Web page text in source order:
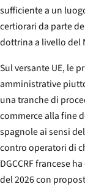
sufficiente a un
certiorari da parte
dottrina a livello del
Sul versante UE, le
amministrative
una tranche di
commerce alla fine
spagnole ai sensi
contro operatori di
DGCCRF francese
del 2026 con